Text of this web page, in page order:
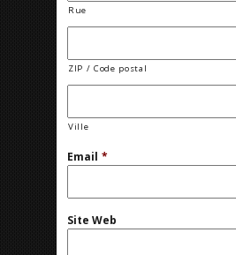
Rue
ZIP / Code postal
Ville
Email *
Site Web